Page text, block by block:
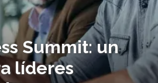
Summit: un
líderes